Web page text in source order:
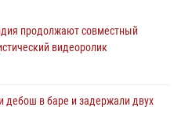
продолжают совместный
видеоролик
дебош в баре и задержали двух